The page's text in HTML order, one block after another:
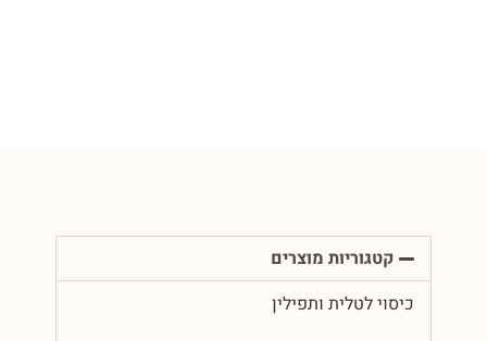
קטגוריות מוצרים
כיסוי לטלית ותפילין